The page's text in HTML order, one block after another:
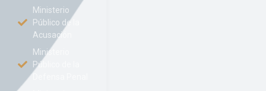
Ministerio
Público de la
Acusación
Ministerio
Público de la